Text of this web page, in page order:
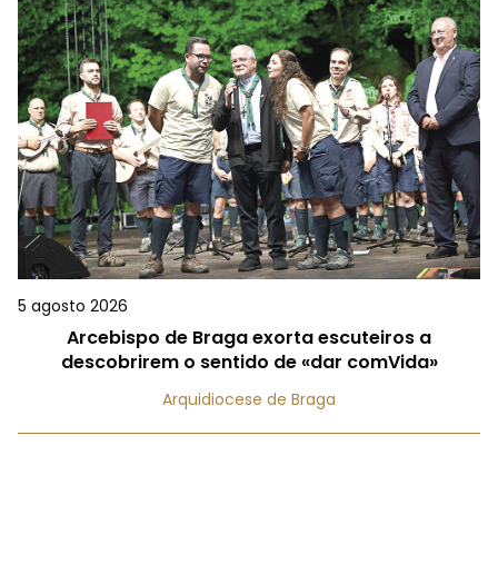
5 agosto 2026
Arcebispo de Braga exorta escuteiros a
descobrirem o sentido de «dar comVida»
Arquidiocese de Braga